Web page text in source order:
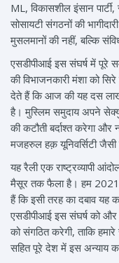
ML, विकासशील इंसान
सोसायटी संगठनों की
मुसलमानों की नहीं, बल्कि
एसडीपीआई इस संघर्ष में पूरे
की विभाजनकारी मंशा को
देते हैं कि आज की यह दस
है। मुस्लिम समुदाय अपने
की कटौती बर्दाश्त करेगा
मजहरुल हक़ यूनिवर्सिटी जैसी
यह रैली एक राष्ट्रव्यापी
मैसूर तक फैला है। हम
हैं कि इसी तरह का दबाव यह
एसडीपीआई इस संघर्ष को
को संगठित करेगी, ताकि
सहित पूरे देश में इस अन्याय